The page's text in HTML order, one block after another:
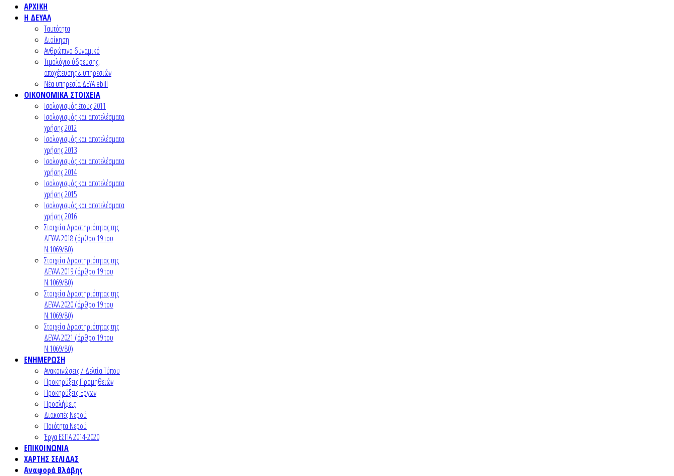
ΑΡΧΙΚΗ
Η ΔΕΥΑΛ
Ταυτότητα
Διοίκηση
Ανθρώπινο δυναμικό
Τιμολόγιο ύδρευσης,
αποχέτευσης & υπηρεσιών
Nέα υπηρεσία ΔΕΥΑ ebill
ΟΙΚΟΝΟΜΙΚΑ ΣΤΟΙΧΕΙΑ
Ισολογισμός έτους 2011
Ισολογισμός και αποτελέσματα
χρήσης 2012
Ισολογισμός και αποτελέσματα
χρήσης 2013
Ισολογισμός και αποτελέσματα
χρήσης 2014
Ισολογισμός και αποτελέσματα
χρήσης 2015
Ισολογισμός και αποτελέσματα
χρήσης 2016
Στοιχεία Δραστηριότητας της
ΔΕΥΑΛ 2018 (άρθρο 19 του
Ν.1069/80)
Στοιχεία Δραστηριότητας της
ΔΕΥΑΛ 2019 (άρθρο 19 του
Ν.1069/80)
Στοιχεία Δραστηριότητας της
ΔΕΥΑΛ 2020 (άρθρο 19 του
Ν.1069/80)
Στοιχεία Δραστηριότητας της
ΔΕΥΑΛ 2021 (άρθρο 19 του
Ν.1069/80)
ΕΝΗΜΕΡΩΣΗ
Ανακοινώσεις / Δελτία Τύπου
Προκηρύξεις Προμηθειών
Προκηρύξεις Έργων
Προσλήψεις
Διακοπές Νερού
Ποιότητα Νερού
Έργα ΕΣΠΑ 2014-2020
ΕΠΙΚΟΙΝΩΝΙΑ
ΧΑΡΤΗΣ ΣΕΛΙΔΑΣ
Αναφορά Βλάβης